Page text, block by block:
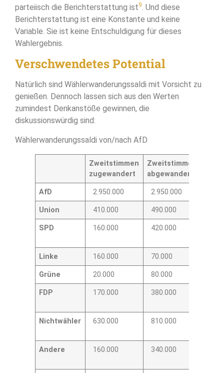
parteiisch die Berichterstattung ist9. Und diese
Berichterstattung ist eine Konstante und keine
Variable. Sie ist keine Entschuldigung für dieses
Wahlergebnis.
Verschwendetes Potential
Natürlich sind Wählerwanderungssaldi mit Vorsicht zu
genießen. Dennoch lassen sich aus den Werten
zumindest Denkanstöße gewinnen, die
diskussionswürdig sind:
Wählerwanderungssaldi von/nach AfD
Zweitstimmen
zugewandert
Zweitstimmen
abgewandert
AfD 2.950.000 2.950.000
Union 410.000 490.000
SPD 160.000 420.000
Linke 160.000 70.000
Grüne 20.000 80.000
FDP 170.000 380.000
Nichtwähler 630.000 810.000
Andere 160.000 340.000